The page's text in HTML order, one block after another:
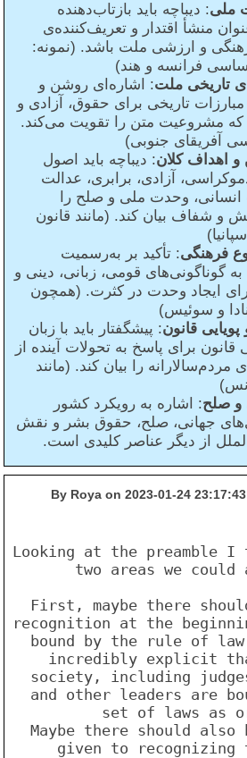
ملی: دیباچه باید بازتاب‌دهنده
منشأ اقتدار و تعریف‌کننده‌ی
و ارزشی ملت باشد. (نمونه:
فرانسه و هند)
تاریخی ملت: اشاره‌ای روشن و
تاریخی برای حقوق، آزادی و
که مشروعیت متن را تقویت می‌کند.
آفریقای جنوبی)
و اهداف کلان: دیباچه باید اصول
آزادی، برابری، عدالت
انسانی، وحدت ملی و صلح را
و شفاف بیان کند. (مانند قانون
فرهنگی: تأکید بر به‌رسمیت
گوناگونی‌های قومی، زبانی، دینی و
ایجاد وحدت در کثرت. (همچون
و سوئیس)
قانون: پیشگفتار باید با زبان
قانون برای پاسخ به تحولات آینده از
را بیان کند. (مانند
و صلح: اشاره به رویکرد کشور
جهانی، صلح، حقوق بشر و نقش
از دیگر عناصر کلیدی است.
(2) By Roya on 2023-01-24
Looking at the preamble
First, maybe there
recognition at the
bound by the rule of
incredibly explicit
society, including
and other leaders are
Maybe there should also
given to